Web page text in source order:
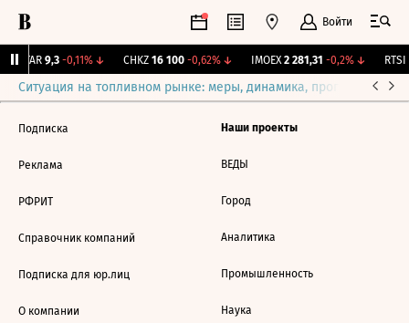
Войти
UTAR 9,3 -0,11%↓ CHKZ 16 100 -0,62%↓ IMOEX 2 281,31 -0,2%↓ RTSI
Ситуация на топливном рынке: меры, динамика, прогнозы
Подписка
Реклама
РФРИТ
Справочник компаний
Подписка для юр.лиц
О компании
Наши проекты
ВЕДЫ
Город
Аналитика
Промышленность
Наука